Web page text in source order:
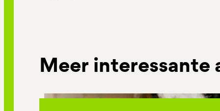
Meer interessante